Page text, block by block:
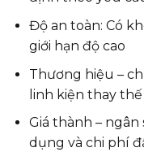
Độ an toàn: Có
giới hạn độ cao
Thương hiệu –
linh kiện thay
Giá thành – ngân
dụng và chi phí